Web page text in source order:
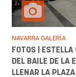
NAVARRA GALERÍA
FOTOS |
DEL BAILE DE LA
LLENAR LA